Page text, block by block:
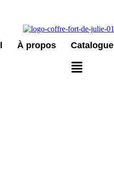
À propos Catalogue